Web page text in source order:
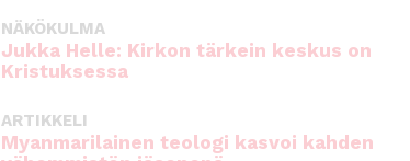
NÄKÖKULMA
Jukka Helle: Kirkon tärkein keskus on
Kristuksessa
ARTIKKELI
Myanmarilainen teologi kasvoi kahden